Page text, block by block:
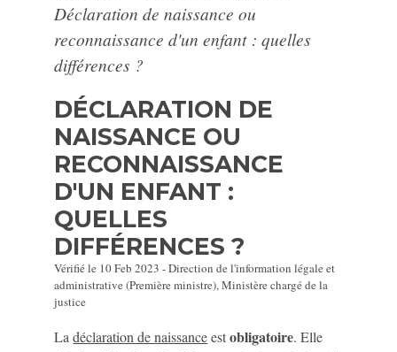
Déclaration de naissance ou
reconnaissance d'un enfant : quelles
différences ?
DÉCLARATION DE
NAISSANCE OU
RECONNAISSANCE
D'UN ENFANT :
QUELLES
DIFFÉRENCES ?
Vérifié le 10 Feb 2023 - Direction de l'information légale et
administrative (Première ministre), Ministère chargé de la
justice
Ladéclaration de naissanceestobligatoire. Elle